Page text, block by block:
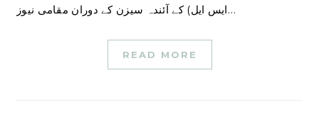
ایس ایل) کے آئندہ سیزن کے دوران مقامی نیوز…
READ MORE